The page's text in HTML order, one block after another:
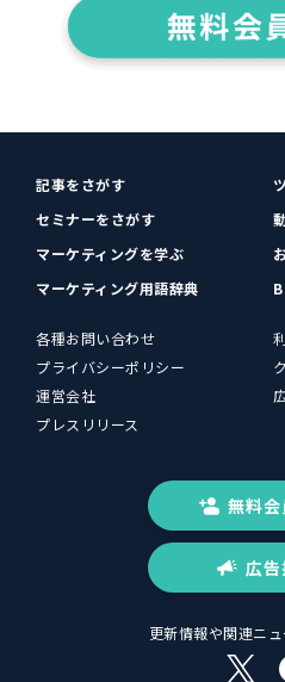
記事をさがす
セミナーをさがす
マーケティングを学ぶ
マーケティング用語辞典
各種お問い合わせ
プライバシーポリシー
運営会社
プレスリリース
無料
広
更新情報や関連ニ